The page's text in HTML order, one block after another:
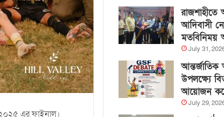
২০২৫ এর ফাইনাল।
রাজশাহীতে
আদিবাসী
মতবিনিময়
July 31,
আন্তর্জাতিক
উপলক্ষ্যে
আয়োজন
July 29,